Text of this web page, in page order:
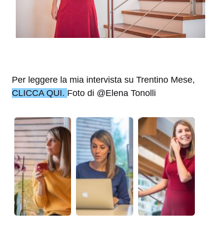
Per leggere la mia intervista su Trentino Mese,
CLICCA QUI. Foto di @Elena Tonolli